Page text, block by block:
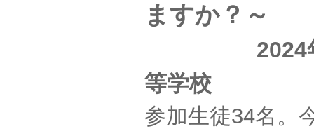
ますか？～
2024年12
等学校
参加生徒34名。